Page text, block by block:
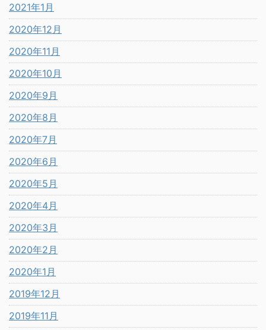
2021年1月
2020年12月
2020年11月
2020年10月
2020年9月
2020年8月
2020年7月
2020年6月
2020年5月
2020年4月
2020年3月
2020年2月
2020年1月
2019年12月
2019年11月